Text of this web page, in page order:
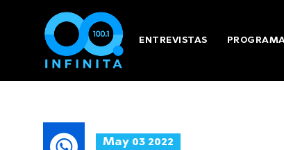
ENTREVISTAS
May 03 2022